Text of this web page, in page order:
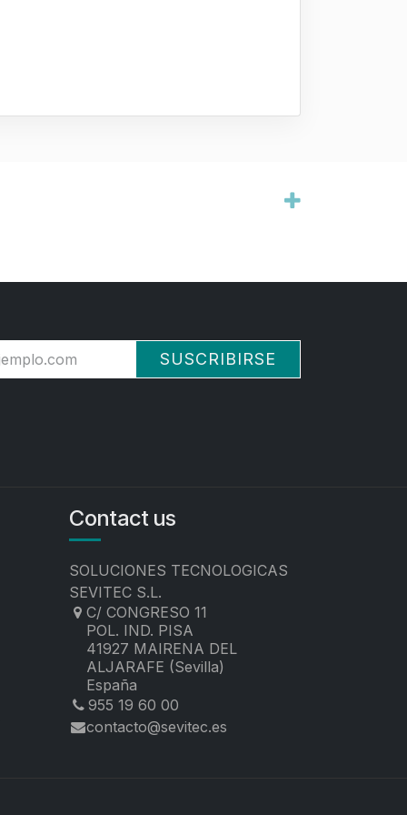
SUSCRIBIRSE
Contact us
SOLUCIONES TECNOLOGICAS
SEVITEC S.L.
C/ CONGRESO 11
POL. IND. PISA
41927 MAIRENA DEL
ALJARAFE (Sevilla)
España
955 19 60 00
contacto@sevitec.es